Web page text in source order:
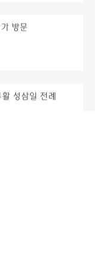
방문
성삼일 전례